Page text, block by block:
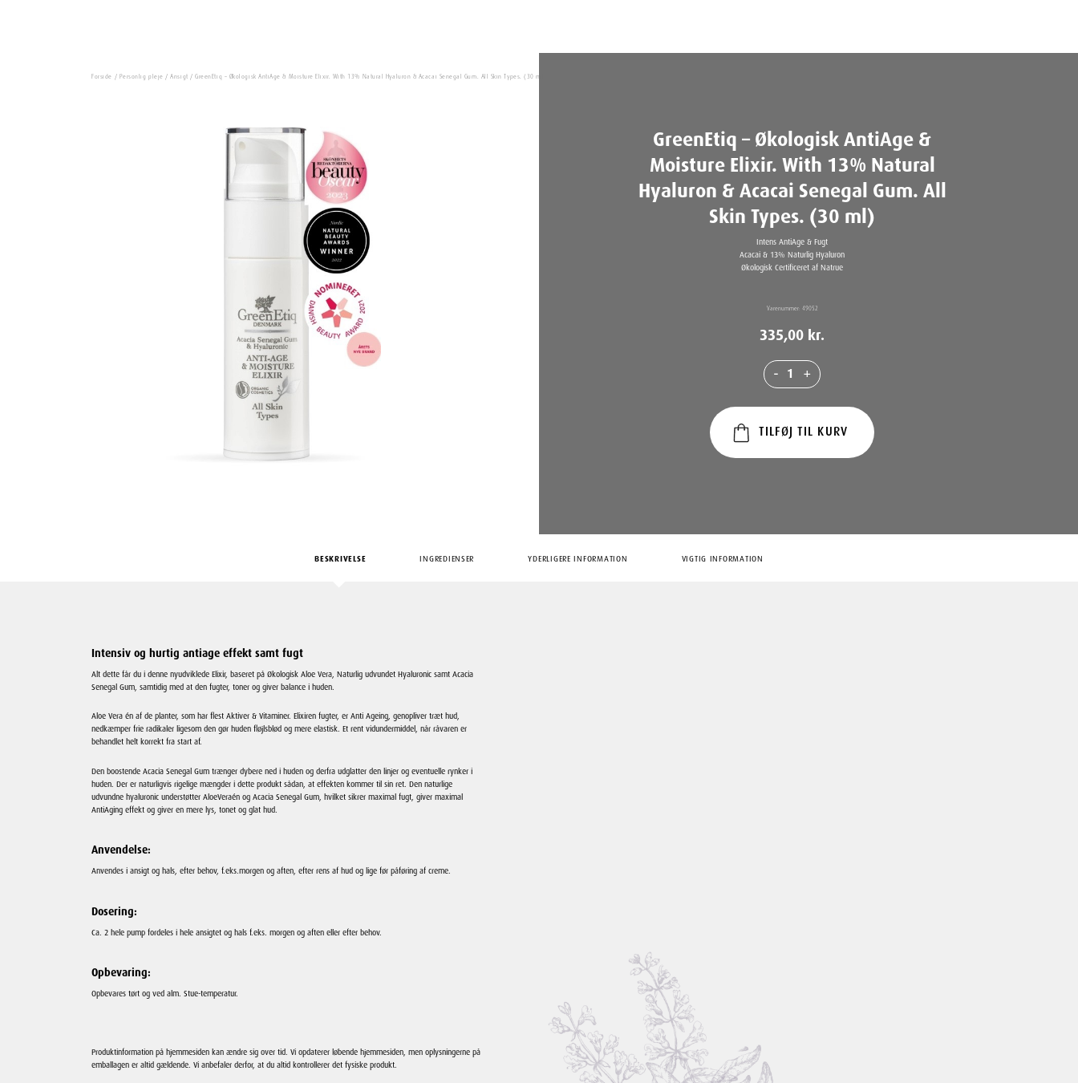
Forside / Personlig pleje /Ansigt / GreenEtiq – Økologisk AntiAge & Moisture Elixir. With 13% Natural Hyaluron & Acacai Senegal Gum. All Skin Types. (30 ml)
GreenEtiq – Økologisk AntiAge &
Moisture Elixir. With 13% Natural
Hyaluron & Acacai Senegal Gum. All
Skin Types. (30 ml)
Intens AntiAge & Fugt
Acacai & 13% Naturlig Hyaluron
Økologisk Certificeret af Natrue
Varenummer: 49052
335,00 kr.
- +
TILFØJ TIL KURV
BESKRIVELSE INGREDIENSER YDERLIGERE INFORMATION VIGTIG INFORMATION
Intensiv og hurtig antiage effekt samt fugt
Alt dette får du i denne nyudviklede Elixir, baseret på Økologisk Aloe Vera, Naturlig udvundet Hyaluronic samt Acacia
Senegal Gum, samtidig med at den fugter, toner og giver balance i huden.
Aloe Vera én af de planter, som har flest Aktiver & Vitaminer. Elixiren fugter, er Anti Ageing, genopliver træt hud,
nedkæmper frie radikaler ligesom den gør huden fløjlsblød og mere elastisk. Et rent vidundermiddel, når råvaren er
behandlet helt korrekt fra start af.
Den boostende Acacia Senegal Gum trænger dybere ned i huden og derfra udglatter den linjer og eventuelle rynker i
huden. Der er naturligvis rigelige mængder i dette produkt sådan, at effekten kommer til sin ret. Den naturlige
udvundne hyaluronic understøtter AloeVeraén og Acacia Senegal Gum, hvilket sikrer maximal fugt, giver maximal
AntiAging effekt og giver en mere lys, tonet og glat hud.
Anvendelse:
Anvendes i ansigt og hals, efter behov, f.eks.morgen og aften, efter rens af hud og lige før påføring af creme.
Dosering:
Ca. 2 hele pump fordeles i hele ansigtet og hals f.eks. morgen og aften eller efter behov.
Opbevaring:
Opbevares tørt og ved alm. Stue-temperatur.
Produktinformation på hjemmesiden kan ændre sig over tid. Vi opdaterer løbende hjemmesiden, men oplysningerne på
emballagen er altid gældende. Vi anbefaler derfor, at du altid kontrollerer det fysiske produkt.